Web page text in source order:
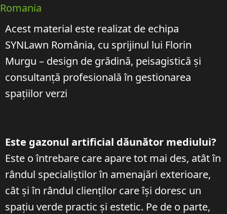
Romania
Acest material este realizat de echipa
SYNLawn România, cu sprijinul lui Florin
Murgu – design de grădină, peisagistică și
consultanță profesională în gestionarea
spațiilor verzi
Este gazonul artificial dăunător mediului?
Este o întrebare care apare tot mai des, atât în
rândul specialiștilor în amenajări exterioare,
cât și în rândul clienților care își doresc un
spațiu verde practic și estetic. Pe de o parte,